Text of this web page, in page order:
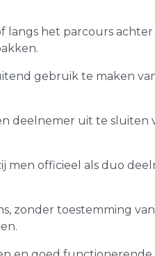
langs het parcours
gebruik te maken
deelnemer uit te sluiten
men officieel als duo
zonder toestemming